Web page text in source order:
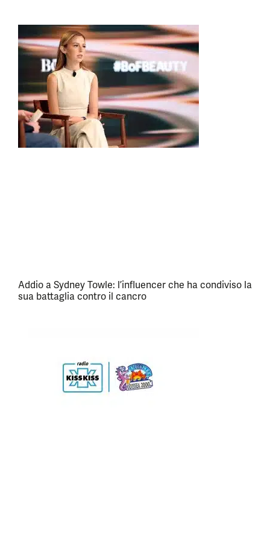
Addio a Sydney Towle: l’influencer che ha condiviso la
sua battaglia contro il cancro